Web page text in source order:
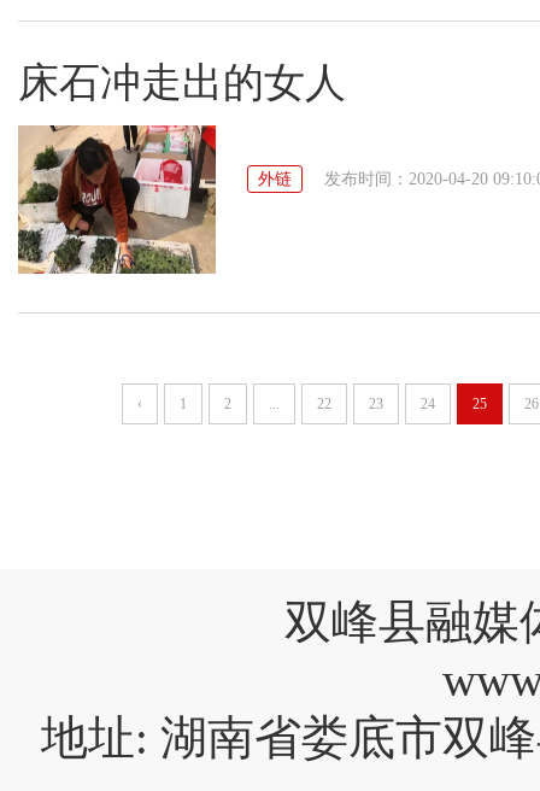
床石冲走出的女人
外链 发布时间：2020-04-20
‹ 1 2 ... 22 23 24 25 26
双峰县融媒
地址: 湖南省娄底市双